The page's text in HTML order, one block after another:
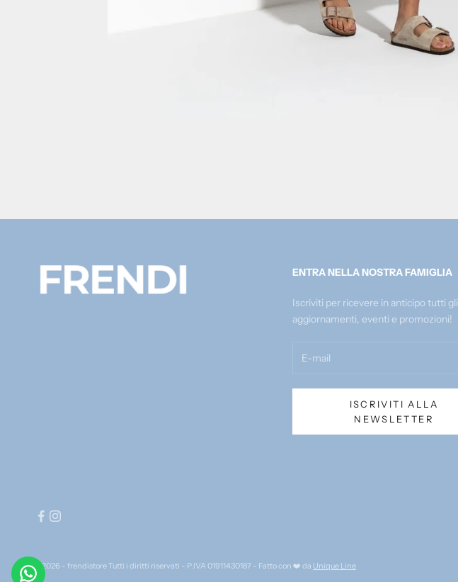
ENTRA NELLA NOSTRA FAMIGLIA
Iscriviti per ricevere in anticipo tutti gli
aggiornamenti, eventi e promozioni!
ISCRIVITI ALLA
NEWSLETTER
© 2026 - frendistore Tutti i diritti riservati - P.IVA 01911430187 - Fatto con ❤️ da Unique Line